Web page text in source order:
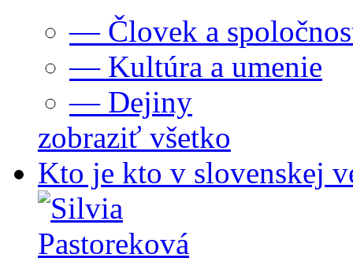
— Človek a
— Kultúra a umenie
— Dejiny
zobraziť všetko
Kto je kto v slovenskej